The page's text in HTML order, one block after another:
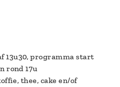
13u30, programma start
rond 17u
thee, cake en/of